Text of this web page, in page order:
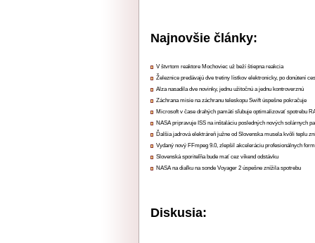
Najnovšie články:
V štvrtom reaktore Mochoviec už beží štiepna reakcia
Železnice predávajú dve tretiny lístkov elektronicky, po donútení
Alza nasadila dve novinky, jednu užitočnú a jednu kontroverznú
Záchrana misie na záchranu teleskopu Swift úspešne pokračuje
Microsoft v čase drahých pamätí sľubuje optimalizovať spotrebu
NASA pripravuje ISS na inštaláciu posledných nových solárnych
Ďalšia jadrová elektráreň južne od Slovenska musela kvôli teplu
Vydaný nový FFmpeg 9.0, zlepšil akceleráciu profesionálnych
Slovenská sporiteľňa bude mať cez víkend odstávku
NASA na diaľku na sonde Voyager 2 úspešne znížila spotrebu
Diskusia: